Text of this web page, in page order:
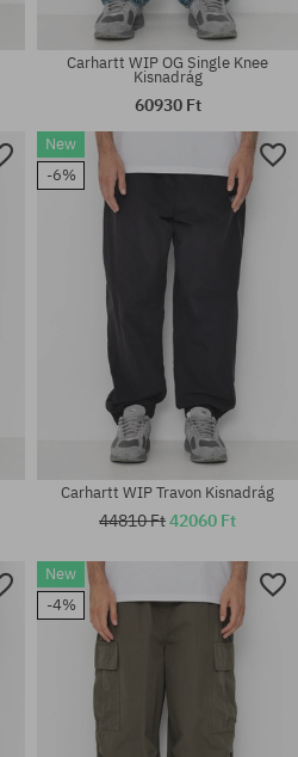
Elérhető méretek:
S; M; L
Carhartt WIP OG Single Knee
Kisnadrág
60930 Ft
New
-6%
Carhartt WIP Travon Kisnadrág
44810 Ft42060 Ft
New
-4%